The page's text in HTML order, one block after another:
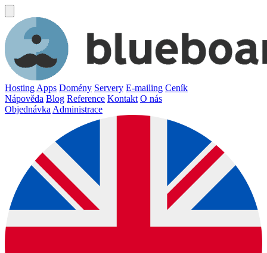
Hosting Apps Domény Servery E-mailing Ceník
Nápověda Blog Reference Kontakt O nás
Objednávka Administrace